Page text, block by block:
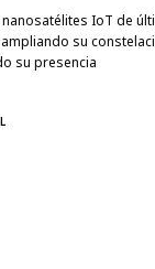
IoT de
su
su presencia